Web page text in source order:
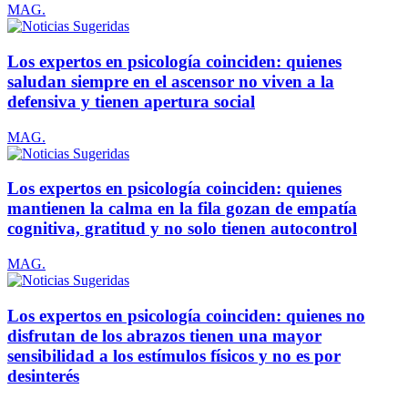
MAG.
Los expertos en psicología coinciden: quienes
saludan siempre en el ascensor no viven a la
defensiva y tienen apertura social
MAG.
Los expertos en psicología coinciden: quienes
mantienen la calma en la fila gozan de empatía
cognitiva, gratitud y no solo tienen autocontrol
MAG.
Los expertos en psicología coinciden: quienes no
disfrutan de los abrazos tienen una mayor
sensibilidad a los estímulos físicos y no es por
desinterés